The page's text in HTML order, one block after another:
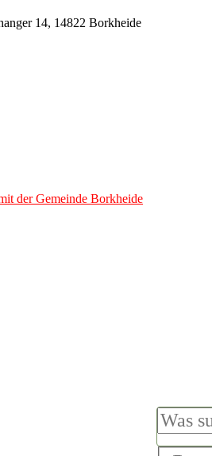
14, 14822 Borkheide
der Gemeinde Borkheide